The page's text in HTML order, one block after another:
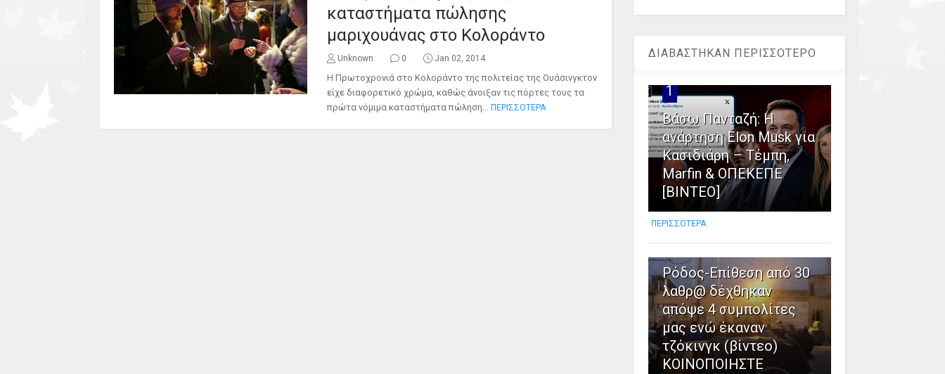
καταστήματα πώλησης
μαριχουάνας στο Κολοράντο
Unknown 0 Jan 02, 2014
Η Πρωτοχρονιά στο Κολοράντο της πολιτείας της Ουάσινγκτον
είχε διαφορετικό χρώμα, καθώς άνοιξαν τις πόρτες τους τα
πρώτα νόμιμα καταστήματα πώληση... ΠΕΡΙΣΣΟΤΕΡΑ
ΔΙΑΒΑΣΤΗΚΑΝ ΠΕΡΙΣΣΟΤΕΡΟ
1
Βάσω Πανταζή: Η
ανάρτηση Elon Musk για
Κασιδιάρη – Τέμπη,
Marfin & ΟΠΕΚΕΠΕ
[ΒΙΝΤΕΟ]
ΠΕΡΙΣΣΟΤΕΡΑ
2
Ρόδος-Επίθεση από 30
λαθρ@ δέχθηκαν
απόψε 4 συμπολίτες
μας ενώ έκαναν
τζόκινγκ (βίντεο)
ΚΟΙΝΟΠΟΙΗΣΤΕ